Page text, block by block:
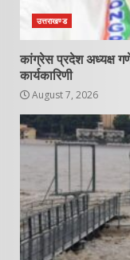
उत्तराखण्ड
कांग्रेस प्रदेश अध्यक्ष
कार्यकारिणी
August 7, 2026